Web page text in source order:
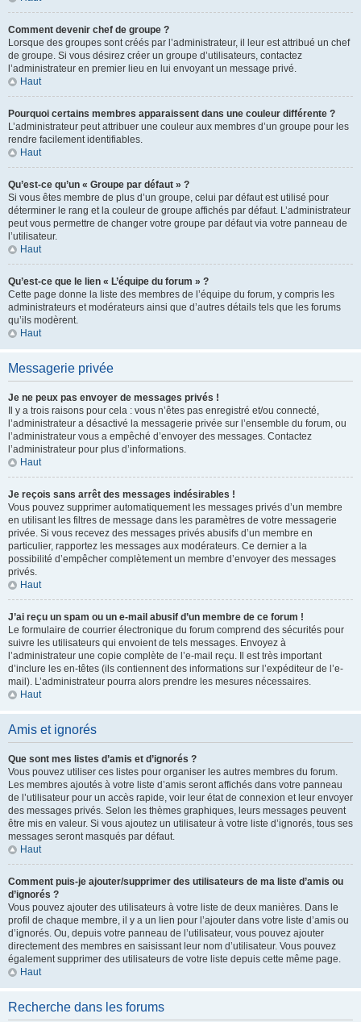
Comment devenir chef de groupe ?
Lorsque des groupes sont créés par l’administrateur, il leur est attribué un chef
de groupe. Si vous désirez créer un groupe d’utilisateurs, contactez
l’administrateur en premier lieu en lui envoyant un message privé.
Haut
Pourquoi certains membres apparaissent dans une couleur différente ?
L’administrateur peut attribuer une couleur aux membres d’un groupe pour les
rendre facilement identifiables.
Haut
Qu’est-ce qu’un « Groupe par défaut » ?
Si vous êtes membre de plus d’un groupe, celui par défaut est utilisé pour
déterminer le rang et la couleur de groupe affichés par défaut. L’administrateur
peut vous permettre de changer votre groupe par défaut via votre panneau de
l’utilisateur.
Haut
Qu’est-ce que le lien « L’équipe du forum » ?
Cette page donne la liste des membres de l’équipe du forum, y compris les
administrateurs et modérateurs ainsi que d’autres détails tels que les forums
qu’ils modèrent.
Haut
Messagerie privée
Je ne peux pas envoyer de messages privés !
Il y a trois raisons pour cela : vous n’êtes pas enregistré et/ou connecté,
l’administrateur a désactivé la messagerie privée sur l’ensemble du forum, ou
l’administrateur vous a empêché d’envoyer des messages. Contactez
l’administrateur pour plus d’informations.
Haut
Je reçois sans arrêt des messages indésirables !
Vous pouvez supprimer automatiquement les messages privés d’un membre
en utilisant les filtres de message dans les paramètres de votre messagerie
privée. Si vous recevez des messages privés abusifs d’un membre en
particulier, rapportez les messages aux modérateurs. Ce dernier a la
possibilité d’empêcher complètement un membre d’envoyer des messages
privés.
Haut
J’ai reçu un spam ou un e-mail abusif d’un membre de ce forum !
Le formulaire de courrier électronique du forum comprend des sécurités pour
suivre les utilisateurs qui envoient de tels messages. Envoyez à
l’administrateur une copie complète de l’e-mail reçu. Il est très important
d’inclure les en-têtes (ils contiennent des informations sur l’expéditeur de l’e-
mail). L’administrateur pourra alors prendre les mesures nécessaires.
Haut
Amis et ignorés
Que sont mes listes d’amis et d’ignorés ?
Vous pouvez utiliser ces listes pour organiser les autres membres du forum.
Les membres ajoutés à votre liste d’amis seront affichés dans votre panneau
de l’utilisateur pour un accès rapide, voir leur état de connexion et leur envoyer
des messages privés. Selon les thèmes graphiques, leurs messages peuvent
être mis en valeur. Si vous ajoutez un utilisateur à votre liste d’ignorés, tous ses
messages seront masqués par défaut.
Haut
Comment puis-je ajouter/supprimer des utilisateurs de ma liste d’amis ou
d’ignorés ?
Vous pouvez ajouter des utilisateurs à votre liste de deux manières. Dans le
profil de chaque membre, il y a un lien pour l’ajouter dans votre liste d’amis ou
d’ignorés. Ou, depuis votre panneau de l’utilisateur, vous pouvez ajouter
directement des membres en saisissant leur nom d’utilisateur. Vous pouvez
également supprimer des utilisateurs de votre liste depuis cette même page.
Haut
Recherche dans les forums